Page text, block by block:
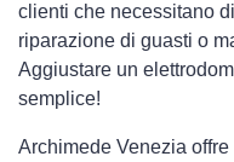
clienti che necessitano
riparazione di guasti o
Aggiustare un
semplice!
Archimede Venezia